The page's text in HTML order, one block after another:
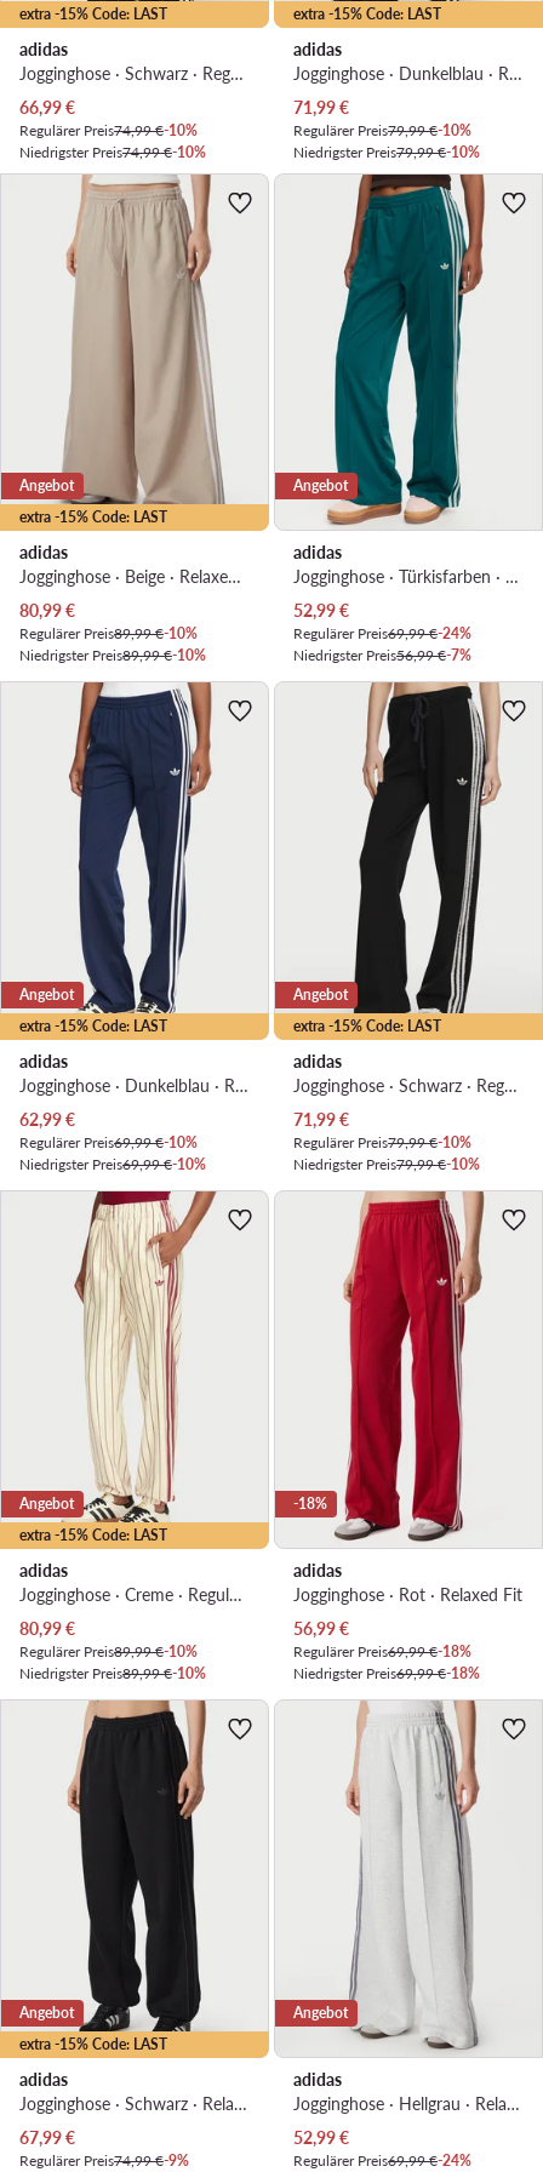
extra -15% Code: LAST
adidas
Jogginghose · Schwarz · Regular Fit
Aktueller Preis
66,99€
Regulärer Preis74,99 €-10%
Niedrigster Preis74,99 €-10%
extra -15% Code: LAST
adidas
Jogginghose · Dunkelblau · Relaxed Fit
Aktueller Preis
71,99€
Regulärer Preis79,99 €-10%
Niedrigster Preis79,99 €-10%
extra -15% Code: LAST
Angebot
adidas
Jogginghose · Beige · Relaxed Fit
Aktueller Preis
80,99€
Regulärer Preis89,99 €-10%
Niedrigster Preis89,99 €-10%
Angebot
adidas
Jogginghose · Türkisfarben · Relaxed Fit
Aktueller Preis
52,99€
Regulärer Preis69,99 €-24%
Niedrigster Preis56,99 €-7%
extra -15% Code: LAST
Angebot
adidas
Jogginghose · Dunkelblau · Regular Fit
Aktueller Preis
62,99€
Regulärer Preis69,99 €-10%
Niedrigster Preis69,99 €-10%
extra -15% Code: LAST
Angebot
adidas
Jogginghose · Schwarz · Regular Fit
Aktueller Preis
71,99€
Regulärer Preis79,99 €-10%
Niedrigster Preis79,99 €-10%
extra -15% Code: LAST
Angebot
adidas
Jogginghose · Creme · Regular Fit
Aktueller Preis
80,99€
Regulärer Preis89,99 €-10%
Niedrigster Preis89,99 €-10%
-18%
adidas
Jogginghose · Rot · Relaxed Fit
Aktueller Preis
56,99€
Regulärer Preis69,99 €-18%
Niedrigster Preis69,99 €-18%
extra -15% Code: LAST
Angebot
adidas
Jogginghose · Schwarz · Relaxed Fit
Aktueller Preis
67,99€
Regulärer Preis74,99 €-9%
Angebot
adidas
Jogginghose · Hellgrau · Relaxed Fit
Aktueller Preis
52,99€
Regulärer Preis69,99 €-24%